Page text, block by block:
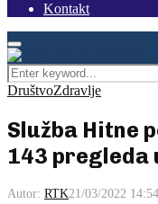
Kontakt
Facebook
Instagram
Youtube
Primary
Menu
Search
for:
DruštvoZdravlje
Služba Hitne
143 pregleda
Autor: RTK21/03/2022 14:54